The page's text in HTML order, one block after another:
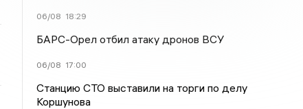
06/08 18:29
БАРС-Орел отбил атаку дронов ВСУ
06/08 17:00
Станцию СТО выставили на торги по делу
Коршунова